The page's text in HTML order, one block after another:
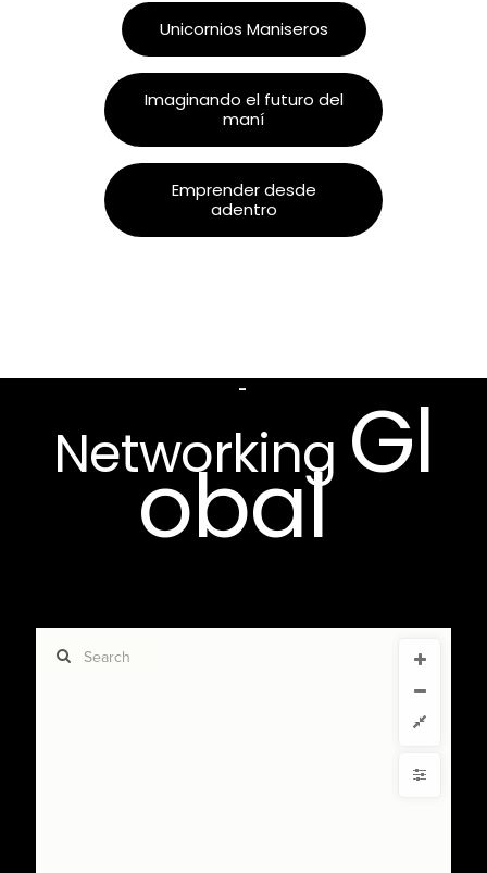
Unicornios Maniseros
Imaginando el futuro del
maní
Emprender desde
adentro
-
Networking Gl
obal